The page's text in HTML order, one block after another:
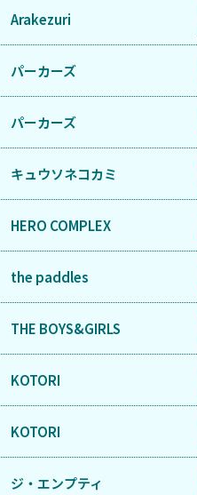
Arakezuri
パーカーズ
パーカーズ
キュウソネコカミ
HERO COMPLEX
the paddles
THE BOYS&GIRLS
KOTORI
KOTORI
ジ・エンプティ